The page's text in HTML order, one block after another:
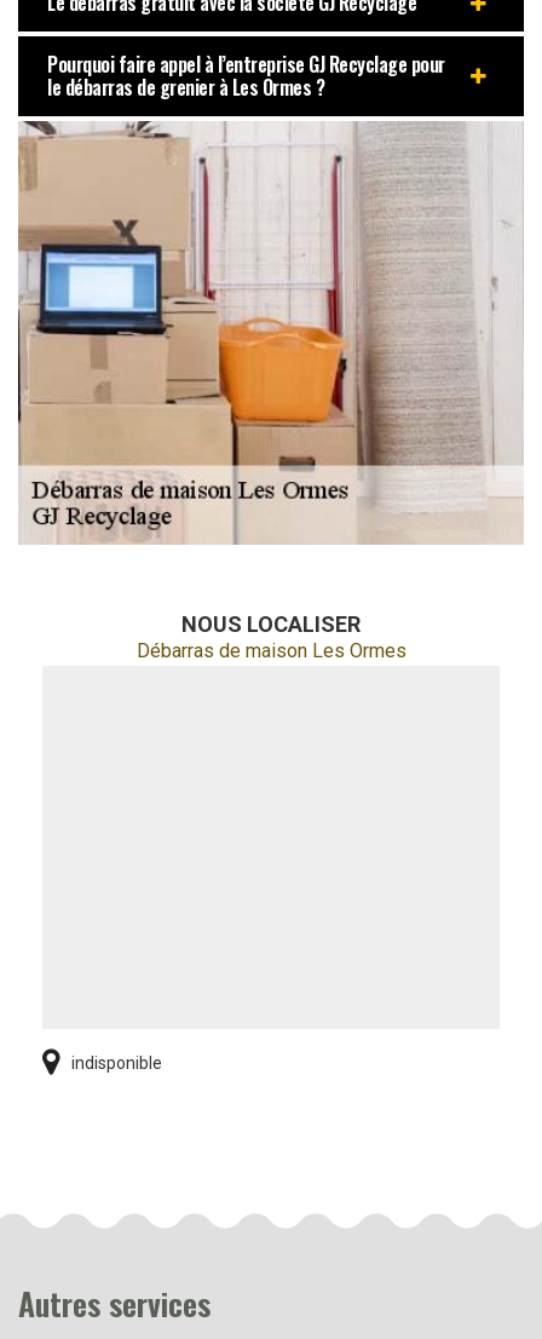
Pourquoi faire appel à l’entreprise GJ Recyclage pour
le débarras de grenier à Les Ormes ?
NOUS LOCALISER
Débarras de maison Les Ormes
indisponible
Autres services